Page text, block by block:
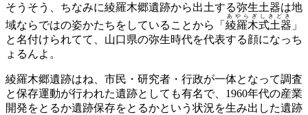
そうそう、ちなみに綾羅木郷遺跡から出土する弥生土器は地
域ならではの姿かたちをしていることから「 綾羅木式土器
あやらぎしきどき
」
と名付けられてて、山口県の弥生時代を代表する顔になっち
ょるんよ。
綾羅木郷遺跡はね、市民・研究者・行政が一体となって調査
と保存運動が行われた遺跡としても有名で、1960年代の産業
開発をとるか遺跡保存をとるかという状況を生み出した遺跡